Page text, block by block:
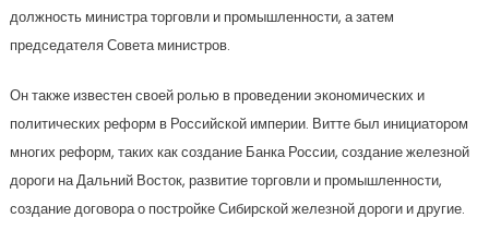
должность министра торговли и промышленности, а затем
председателя Совета министров.
Он также известен своей ролью в проведении экономических и
политических реформ в Российской империи. Витте был инициатором
многих реформ, таких как создание Банка России, создание железной
дороги на Дальний Восток, развитие торговли и промышленности,
создание договора о постройке Сибирской железной дороги и другие.